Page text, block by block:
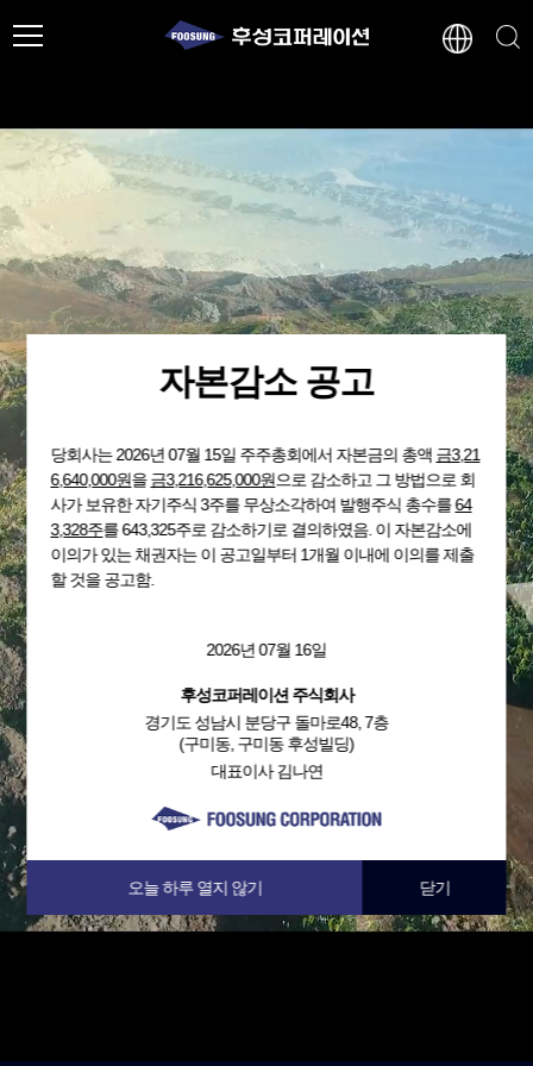
자본감소 공고
당회사는 2026년 07월 15일 주주총회에서 자본금의 총액 금3,21
6,640,000원을금3,216,625,000원으로 감소하고 그 방법으로 회
사가 보유한 자기주식 3주를 무상소각하여 발행주식 총수를64
3,328주를 643,325주로 감소하기로 결의하였음. 이 자본감소에
이의가 있는 채권자는 이 공고일부터 1개월 이내에 이의를 제출
할 것을 공고함.
2026년 07월 16일
후성코퍼레이션 주식회사
경기도 성남시 분당구 돌마로48, 7층
(구미동, 구미동 후성빌딩)
대표이사 김나연
오늘 하루 열지 않기 닫기